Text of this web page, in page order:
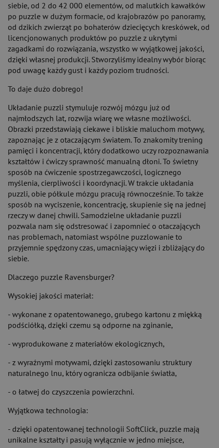
siebie, od 2 do 42 000 elementów, od malutkich kawałków
po puzzle w dużym formacie, od krajobrazów po panoramy,
od dzikich zwierząt po bohaterów dziecięcych kreskówek, od
licencjonowanych produktów po puzzle z ukrytymi
zagadkami do rozwiązania, wszystko w wyjątkowej jakości,
dzięki własnej produkcji. Stworzyliśmy idealny wybór biorąc
pod uwagę każdy gust i każdy poziom trudności.
To daje dużo dobrego!
Układanie puzzli stymuluje rozwój mózgu już od
najmłodszych lat, rozwija wiarę we własne możliwości.
Obrazki przedstawiają ciekawe i bliskie maluchom motywy,
zapoznając je z otaczającym światem. To znakomity trening
pamięci i koncentracji, który dodatkowo uczy rozpoznawania
kształtów i ćwiczy sprawność manualną dłoni. To świetny
sposób na ćwiczenie spostrzegawczości, logicznego
myślenia, cierpliwości i koordynacji. W trakcie układania
puzzli, obie półkule mózgu pracują równocześnie. To także
sposób na wyciszenie, koncentrację, skupienie się na jednej
rzeczy w danej chwili. Samodzielne układanie puzzli
pozwala nam się odstresować i zapomnieć o otaczających
nas problemach, natomiast wspólne puzzlowanie to
przyjemnie spędzony czas, umacniający więzi i zbliżający do
siebie.
Dlaczego puzzle Ravensburger?
Wysokiej jakości materiał:
- wykonane z opatentowanego, grubego kartonu z miękką
podściółką, dzięki czemu są odporne na zginanie,
- wyprodukowane z materiałów ekologicznych,
- z wyraźnymi motywami, dzięki zastosowaniu struktury
naturalnego lnu, który ogranicza odbijanie światła,
- o łatwej do czyszczenia powierzchni.
Wyjątkowa technologia:
- dzięki opatentowanej technologii SoftClick, puzzle mają
unikalne kształty i pasują wyłącznie w jedno miejsce,